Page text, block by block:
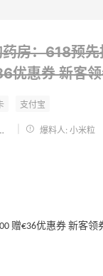
房：618预
优惠券 新客
中文网 爆料人: 小米粒
赠€36优惠券 新客领